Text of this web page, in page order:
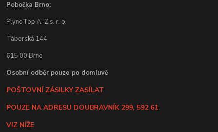
Pobočka Brno:
PlynoTop A-Z s. r. o.
Táborská 144
615 00 Brno
Osobní odběr pouze po domluvě
POŠTOVNÍ ZÁSILKY ZASÍLAT
POUZE NA ADRESU DOUBRAVNÍK 299, 592 61
VIZ NÍŽE